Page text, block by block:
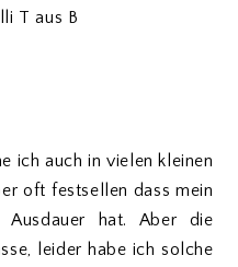
T aus B
ich auch in vielen kleinen
oft festsellen dass mein
hat. Aber die
leider habe ich solche